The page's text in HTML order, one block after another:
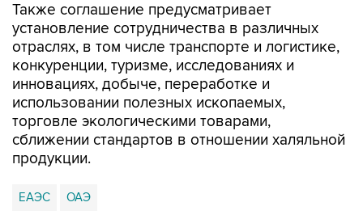
Также соглашение предусматривает
установление сотрудничества в различных
отраслях, в том числе транспорте и логистике,
конкуренции, туризме, исследованиях и
инновациях, добыче, переработке и
использовании полезных ископаемых,
торговле экологическими товарами,
сближении стандартов в отношении халяльной
продукции.
ЕАЭС ОАЭ